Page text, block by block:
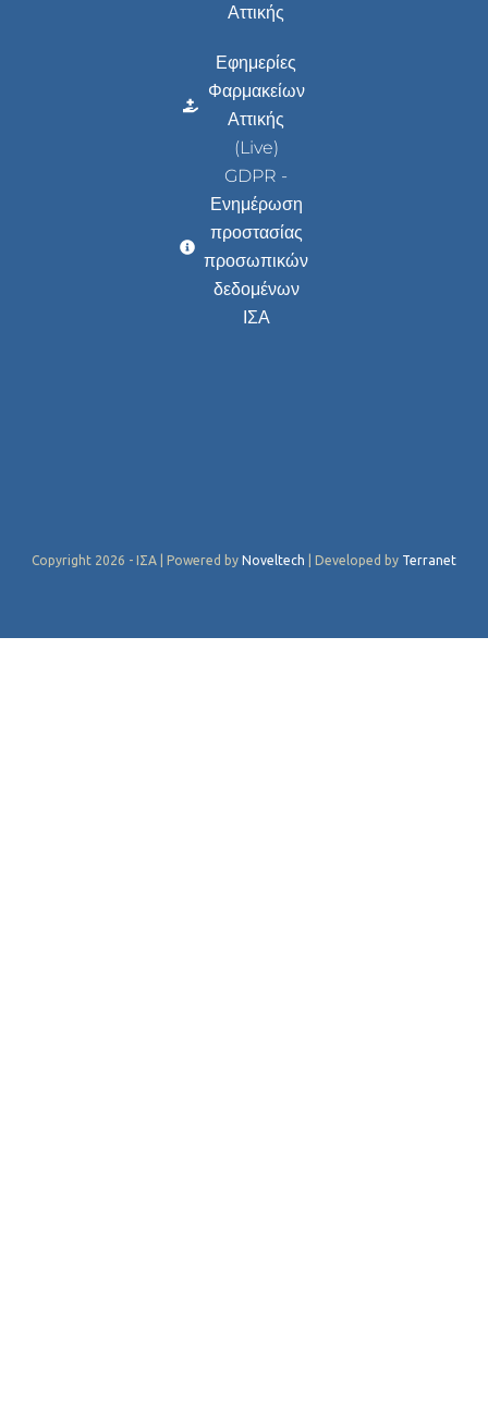
Αττικής
Εφημερίες
Φαρμακείων
Αττικής
(Live)
GDPR -
Ενημέρωση
προστασίας
προσωπικών
δεδομένων
ΙΣΑ
Copyright 2026 - ΙΣΑ | Powered by Noveltech | Developed by Terranet